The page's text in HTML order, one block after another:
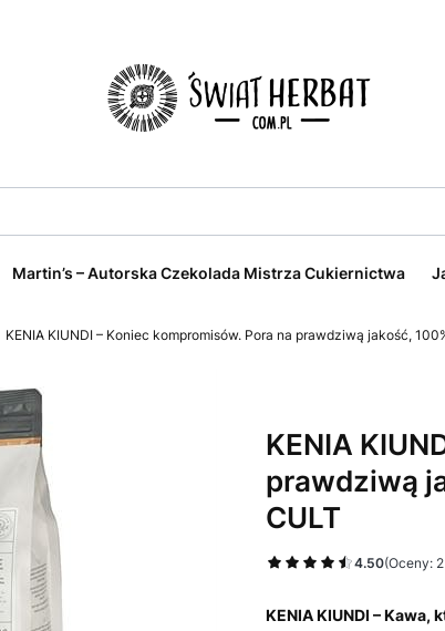
Martin’s – Autorska Czekolada Mistrza Cukiernictwa
KENIA KIUNDI – Koniec kompromisów. Pora na prawdziwą jakość,
KENIA
prawdziwą
CULT
4.50(Oceny:
KENIA KIUNDI – Kawa,